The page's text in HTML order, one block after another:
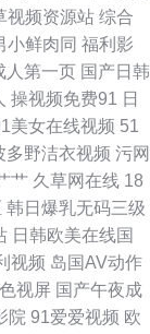
豆花导航 91视频手
人人乐人人操 熟女
文 丝袜脚网址 足交
播放 日本少妇视频
欧美H版在 偷拍白
机无码视频 日本女
视频资源站 综合
小鲜肉同 福利影
人第一页 国产日韩
操视频免费91 日
美女在线视频 51
多野洁衣视频 污网
艹 久草网在线 18
韩日爆乳无码三级
日韩欧美在线国
视频 岛国AV动作
视屏 国产午夜成
院 91爱爱视频 欧